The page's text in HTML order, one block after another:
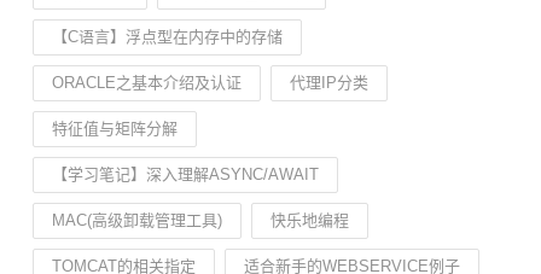
【C语言】浮点型在内存中的存储
ORACLE之基本介绍及认证 代理IP分类
特征值与矩阵分解
【学习笔记】深入理解ASYNC/AWAIT
MAC(高级卸载管理工具) 快乐地编程
TOMCAT的相关指定 适合新手的WEBSERVICE例子